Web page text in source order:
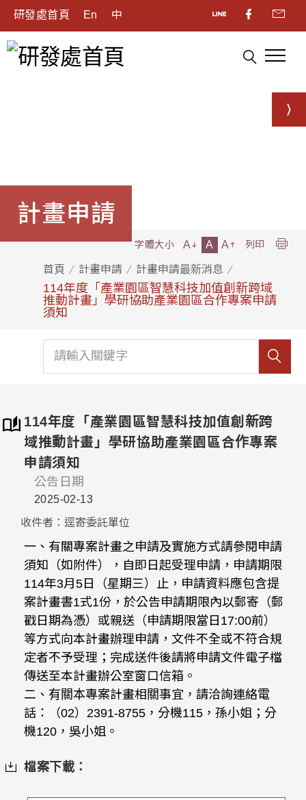
研發處首頁 En 中
計畫申請
首頁 計畫申請 計畫申請最新消息
114年度「產業園區智慧科技加值創新跨域
推動計畫」學研協助產業園區合作專案申請
須知
字體大小 A A A 列印
114年度「產業園區智慧科技加值創新跨
域推動計畫」學研協助產業園區合作專案
申請須知
公告日期
2025-02-13
收件者：逕寄委託單位
一、有關專案計畫之申請及實施方式請參閱申請
須知（如附件），自即日起受理申請，申請期限
114年3月5日（星期三）止，申請資料應包含提
案計畫書1式1份，於公告申請期限內以郵寄（郵
戳日期為憑）或親送（申請期限當日17:00前）
等方式向本計畫辦理申請，文件不全或不符合規
定者不予受理；完成送件後請將申請文件電子檔
傳送至本計畫辦公室窗口信箱。
二、有關本專案計畫相關事宜，請洽詢連絡電
話：（02）2391-8755，分機115，孫小姐；分
機120，吳小姐。
檔案下載：